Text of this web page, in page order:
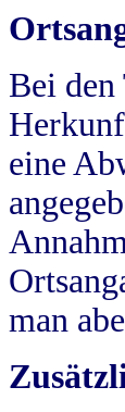
Bei den
eine
man